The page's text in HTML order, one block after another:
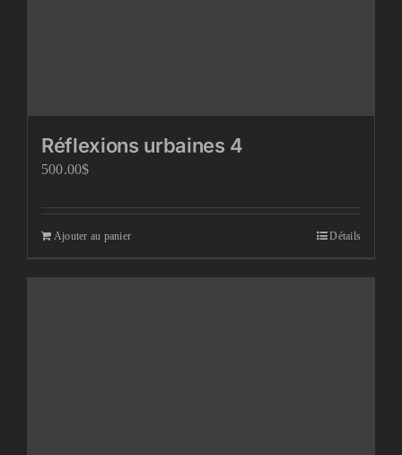
Réflexions urbaines 4
500.00$
Ajouter au panier Détails